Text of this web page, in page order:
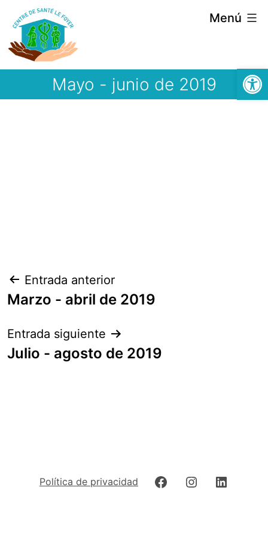
Abrir
Saltar
contenido
Menú
Mayo - junio de 2019
Navegación
de
Entrada anterior
Marzo - abril de 2019
Entrada siguiente
Julio - agosto de 2019
Política de privacidad FacebookInstagram